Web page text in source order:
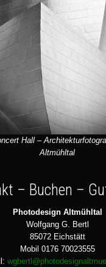
Hall –
Altmühltal
– Buchen –
Photodesign Altmühltal
Wolfgang G. Bertl
85072 Eichstätt
Mobil 0176 70023555